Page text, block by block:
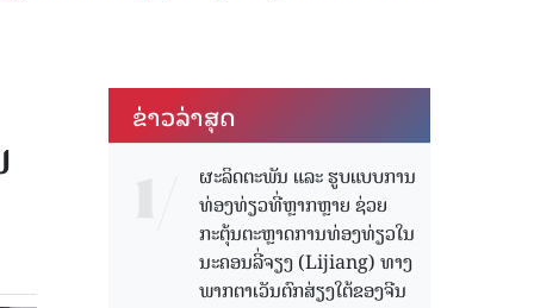
ຂ່າວ​ລ່າ​ສຸດ
ຜະລິດຕະພັນ ແລະ ຮູບແບບການ
ທ່ອງທ່ຽວທີ່ຫຼາກຫຼາຍ ຊ່ວຍ
ກະຕຸ້ນຕະຫຼາດການທ່ອງທ່ຽວໃນ
ນະຄອນລີ່ຈຽງ (Lijiang) ທາງ
ພາກຕາເວັນຕົກສ່ຽງໃຕ້ຂອງຈີນ